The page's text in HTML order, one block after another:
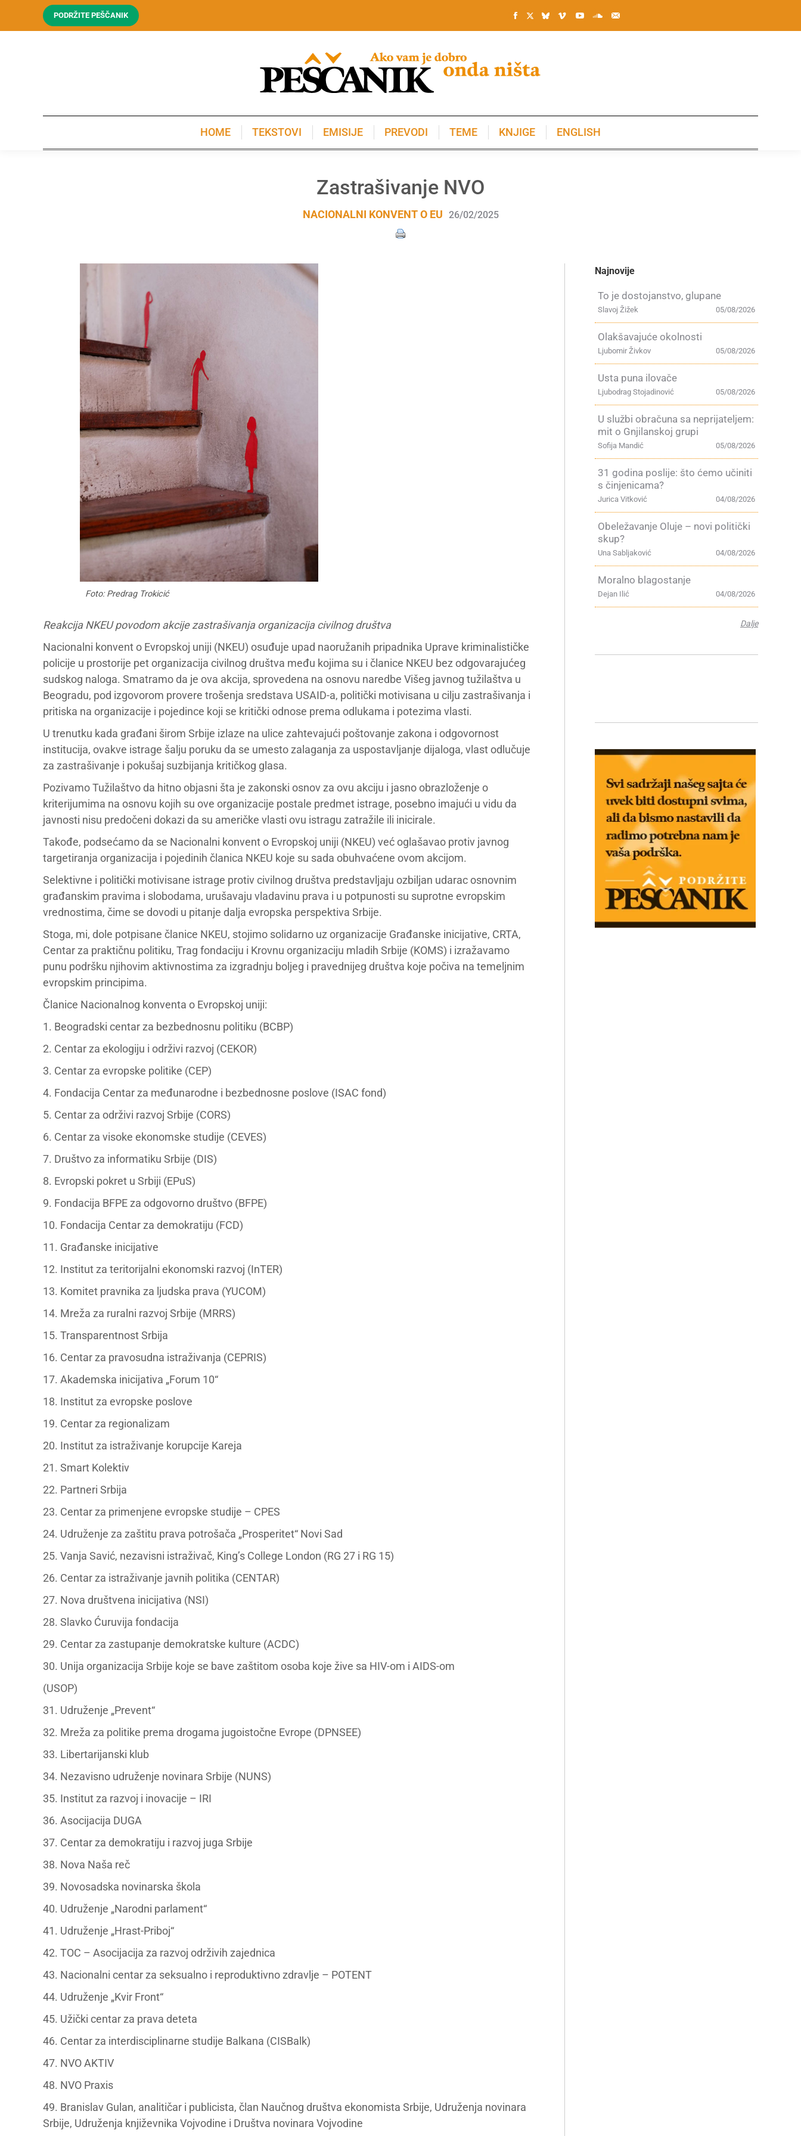
PODRŽITE PEŠČANIK
HOME TEKSTOVI EMISIJE PREVODI TEME KNJIGE ENGLISH
Zastrašivanje NVO
NACIONALNI KONVENT O EU 26/02/2025
Foto: Predrag Trokicić
Reakcija NKEU povodom akcije zastrašivanja organizacija civilnog društva
Nacionalni konvent o Evropskoj uniji (NKEU) osuđuje upad naoružanih pripadnika Uprave kriminalističke
policije u prostorije pet organizacija civilnog društva među kojima su i članice NKEU bez odgovarajućeg
sudskog naloga. Smatramo da je ova akcija, sprovedena na osnovu naredbe Višeg javnog tužilaštva u
Beogradu, pod izgovorom provere trošenja sredstava USAID-a, politički motivisana u cilju zastrašivanja i
pritiska na organizacije i pojedince koji se kritički odnose prema odlukama i potezima vlasti.
U trenutku kada građani širom Srbije izlaze na ulice zahtevajući poštovanje zakona i odgovornost
institucija, ovakve istrage šalju poruku da se umesto zalaganja za uspostavljanje dijaloga, vlast odlučuje
za zastrašivanje i pokušaj suzbijanja kritičkog glasa.
Pozivamo Tužilaštvo da hitno objasni šta je zakonski osnov za ovu akciju i jasno obrazloženje o
kriterijumima na osnovu kojih su ove organizacije postale predmet istrage, posebno imajući u vidu da
javnosti nisu predočeni dokazi da su američke vlasti ovu istragu zatražile ili inicirale.
Takođe, podsećamo da se Nacionalni konvent o Evropskoj uniji (NKEU) već oglašavao protiv javnog
targetiranja organizacija i pojedinih članica NKEU koje su sada obuhvaćene ovom akcijom.
Selektivne i politički motivisane istrage protiv civilnog društva predstavljaju ozbiljan udarac osnovnim
građanskim pravima i slobodama, urušavaju vladavinu prava i u potpunosti su suprotne evropskim
vrednostima, čime se dovodi u pitanje dalja evropska perspektiva Srbije.
Stoga, mi, dole potpisane članice NKEU, stojimo solidarno uz organizacije Građanske inicijative, CRTA,
Centar za praktičnu politiku, Trag fondaciju i Krovnu organizaciju mladih Srbije (KOMS) i izražavamo
punu podršku njihovim aktivnostima za izgradnju boljeg i pravednijeg društva koje počiva na temeljnim
evropskim principima.
Članice Nacionalnog konventa o Evropskoj uniji:
1. Beogradski centar za bezbednosnu politiku (BCBP)
2. Centar za ekologiju i održivi razvoj (CEKOR)
3. Centar za evropske politike (CEP)
4. Fondacija Centar za međunarodne i bezbednosne poslove (ISAC fond)
5. Centar za održivi razvoj Srbije (CORS)
6. Centar za visoke ekonomske studije (CEVES)
7. Društvo za informatiku Srbije (DIS)
8. Evropski pokret u Srbiji (EPuS)
9. Fondacija BFPE za odgovorno društvo (BFPE)
10. Fondacija Centar za demokratiju (FCD)
11. Građanske inicijative
12. Institut za teritorijalni ekonomski razvoj (InTER)
13. Komitet pravnika za ljudska prava (YUCOM)
14. Mreža za ruralni razvoj Srbije (MRRS)
15. Transparentnost Srbija
16. Centar za pravosudna istraživanja (CEPRIS)
17. Akademska inicijativa „Forum 10“
18. Institut za evropske poslove
19. Centar za regionalizam
20. Institut za istraživanje korupcije Kareja
21. Smart Kolektiv
22. Partneri Srbija
23. Centar za primenjene evropske studije – CPES
24. Udruženje za zaštitu prava potrošača „Prosperitet“ Novi Sad
25. Vanja Savić, nezavisni istraživač, King’s College London (RG 27 i RG 15)
26. Centar za istraživanje javnih politika (CENTAR)
27. Nova društvena inicijativa (NSI)
28. Slavko Ćuruvija fondacija
29. Centar za zastupanje demokratske kulture (ACDC)
30. Unija organizacija Srbije koje se bave zaštitom osoba koje žive sa HIV-om i AIDS-om
(USOP)
31. Udruženje „Prevent“
32. Mreža za politike prema drogama jugoistočne Evrope (DPNSEE)
33. Libertarijanski klub
34. Nezavisno udruženje novinara Srbije (NUNS)
35. Institut za razvoj i inovacije – IRI
36. Asocijacija DUGA
37. Centar za demokratiju i razvoj juga Srbije
38. Nova Naša reč
39. Novosadska novinarska škola
40. Udruženje „Narodni parlament“
41. Udruženje „Hrast-Priboj“
42. TOC – Asocijacija za razvoj održivih zajednica
43. Nacionalni centar za seksualno i reproduktivno zdravlje – POTENT
44. Udruženje „Kvir Front“
45. Užički centar za prava deteta
46. Centar za interdisciplinarne studije Balkana (CISBalk)
47. NVO AKTIV
48. NVO Praxis
49. Branislav Gulan, analitičar i publicista, član Naučnog društva ekonomista Srbije, Udruženja novinara
Srbije, Udruženja književnika Vojvodine i Društva novinara Vojvodine
Najnovije
To je dostojanstvo, glupane
05/08/2026
Slavoj Žižek
Olakšavajuće okolnosti
05/08/2026
Ljubomir Živkov
Usta puna ilovače
05/08/2026
Ljubodrag Stojadinović
U službi obračuna sa neprijateljem:
mit o Gnjilanskoj grupi
05/08/2026
Sofija Mandić
31 godina poslije: što ćemo učiniti
s činjenicama?
04/08/2026
Jurica Vitković
Obeležavanje Oluje – novi politički
skup?
04/08/2026
Una Sabljaković
Moralno blagostanje
04/08/2026
Dejan Ilić
Dalje
KNJIGE ENGLISH